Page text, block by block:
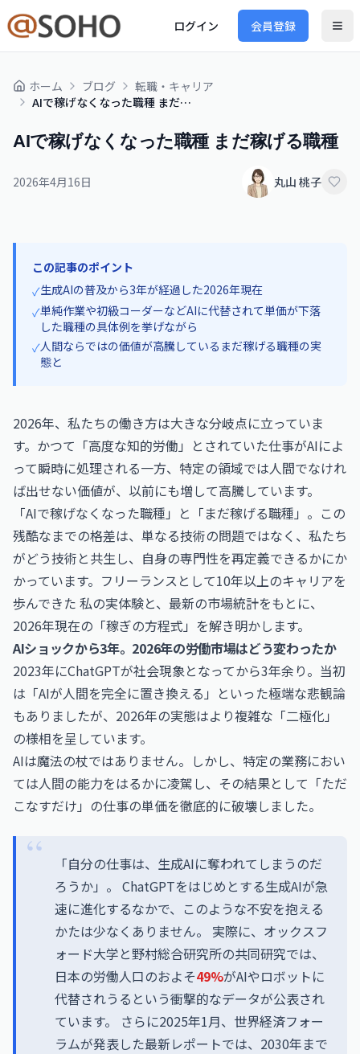
ログイン 会員登録
ホーム ブログ
転職・キャリア
AIで稼げなくなった職種 まだ稼げる職種
AIで稼げなくなった職種 まだ稼げる職種
2026年4月16日 丸山 桃子
この記事のポイント
✓生成AIの普及から3年が経過した2026年現在
✓単純作業や初級コーダーなどAIに代替されて単価が下落
した職種の具体例を挙げながら
✓人間ならではの価値が高騰しているまだ稼げる職種の実
態と
2026年、私たちの働き方は大きな分岐点に立っていま
す。かつて「高度な知的労働」とされていた仕事がAIによ
って瞬時に処理される一方、特定の領域では人間でなけれ
ば出せない価値が、以前にも増して高騰しています。
「AIで稼げなくなった職種」と「まだ稼げる職種」。この
残酷なまでの格差は、単なる技術の問題ではなく、私たち
がどう技術と共生し、自身の専門性を再定義できるかにか
かっています。フリーランスとして10年以上のキャリアを
歩んできた 私の実体験と、最新の市場統計をもとに、
2026年現在の「稼ぎの方程式」を解き明かします。
AIショックから3年。2026年の労働市場はどう変わったか
2023年にChatGPTが社会現象となってから3年余り。当初
は「AIが人間を完全に置き換える」といった極端な悲観論
もありましたが、2026年の実態はより複雑な「二極化」
の様相を呈しています。
AIは魔法の杖ではありません。しかし、特定の業務におい
ては人間の能力をはるかに凌駕し、その結果として「ただ
こなすだけ」の仕事の単価を徹底的に破壊しました。
「自分の仕事は、生成AIに奪われてしまうのだ
ろうか」。 ChatGPTをはじめとする生成AIが急
速に進化するなかで、このような不安を抱える
かたは少なくありません。 実際に、オックスフ
ォード大学と野村総合研究所の共同研究では、
日本の労働人口のおよそ49%がAIやロボットに
代替されうるという衝撃的なデータが公表され
ています。 さらに2025年1月、世界経済フォー
ラムが発表した最新レポートでは、2030年まで